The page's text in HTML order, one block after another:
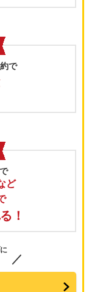
で
ど
！
／